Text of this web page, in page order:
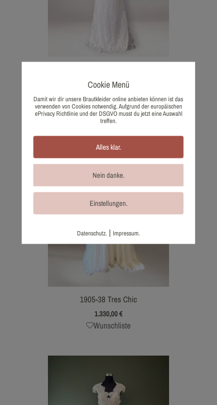
2.022,00€
Wunschliste
1905-38 Tres Chic
1.330,00€
Wunschliste
Cookie Menü
Damit wir dir unsere Brautkleider online anbieten können ist das
verwenden von Cookies notwendig. Aufgrund der europäischen
ePrivacy Richtlinie und der DSGVO musst du jetzt eine Auswahl
treffen.
Alles klar.
Nein danke.
Einstellungen.
Datenschutz. | Impressum.